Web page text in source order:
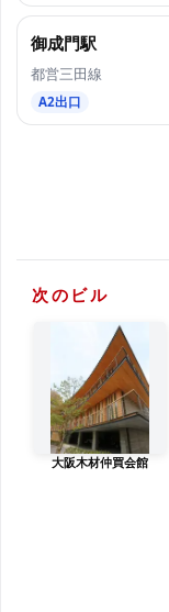
御成門駅
都営三田線
A2出口
次のビル
大阪木材仲買会館